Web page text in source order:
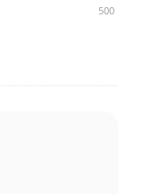
500